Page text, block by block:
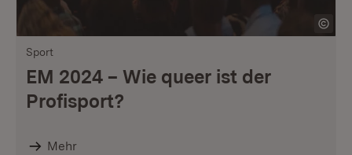
Sport
EM 2024 – Wie queer ist der
Profisport?
Mehr